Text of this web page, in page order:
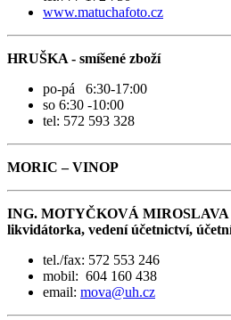
www.matuchafoto.cz
HRUŠKA - smíšené zboží
po-pá 6:30-17:00
so 6:30 -10:00
tel: 572 593 328
MORIC – VINOP
ING. MOTYČKOVÁ MIROSLAVA
likvidátorka, vedení účetnictví,
tel./fax: 572 553 246
mobil: 604 160 438
email: mova@uh.cz